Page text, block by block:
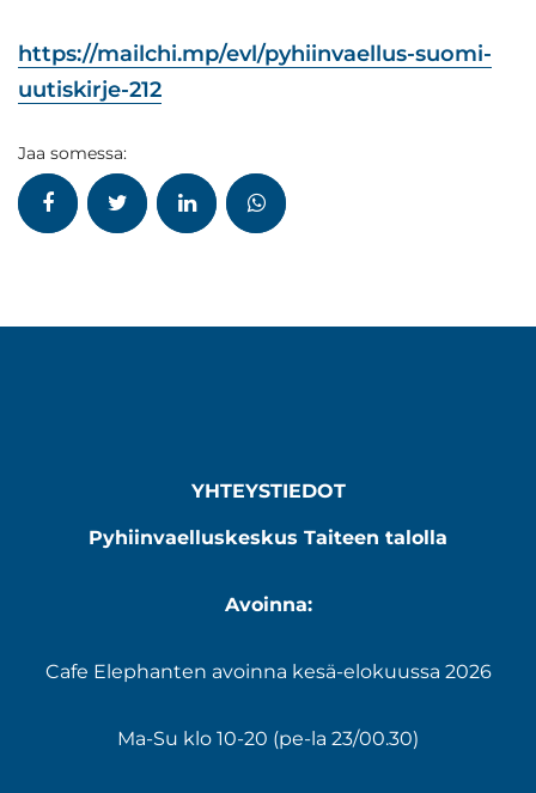
https://mailchi.mp/evl/pyhiinvaellus-suomi-
uutiskirje-212
Jaa somessa:
YHTEYSTIEDOT
Pyhiinvaelluskeskus Taiteen talolla
Avoinna:
Cafe Elephanten avoinna kesä-elokuussa 2026
Ma-Su klo 10-20 (pe-la 23/00.30)